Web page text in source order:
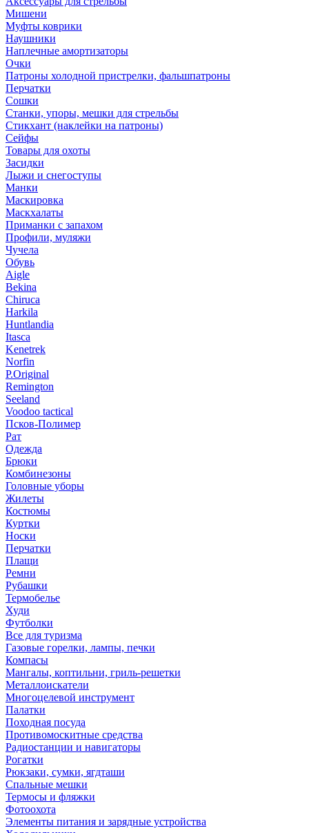
Мишени
Муфты коврики
Наушники
Наплечные амортизаторы
Очки
Патроны холодной пристрелки, фальшпатроны
Перчатки
Сошки
Станки, упоры, мешки для стрельбы
Стикхант (наклейки на патроны)
Сейфы
Товары для охоты
Засидки
Лыжи и снегоступы
Манки
Маскировка
Маскхалаты
Приманки с запахом
Профили, муляжи
Чучела
Обувь
Aigle
Bekina
Chiruсa
Harkila
Huntlandia
Itasca
Kenetrek
Norfin
P.Original
Remington
Seeland
Voodoo tactical
Псков-Полимер
Рат
Одежда
Брюки
Комбинезоны
Головные уборы
Жилеты
Костюмы
Куртки
Носки
Перчатки
Плащи
Ремни
Рубашки
Термобелье
Худи
Футболки
Все для туризма
Газовые горелки, лампы, печки
Компасы
Мангалы, коптильни, гриль-решетки
Металлоискатели
Многоцелевой инструмент
Палатки
Походная посуда
Противомоскитные средства
Радиостанции и навигаторы
Рогатки
Рюкзаки, сумки, ягдташи
Спальные мешки
Термосы и фляжки
Фотоохота
Элементы питания и зарядные устройства